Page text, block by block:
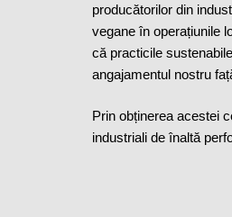
producătorilor din
vegane în operațiunile
că practicile
angajamentul nostru
Prin obținerea acestei
industriali de înaltă